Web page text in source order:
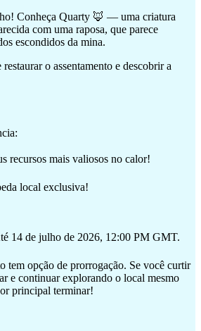
Conheça Quarty 🦊 — uma criatura
com uma raposa, que parece
escondidos da mina.
o assentamento e descobrir a
recursos mais valiosos no calor!
local exclusiva!
14 de julho de 2026, 12:00 PM GMT.
tem opção de prorrogação. Se você curtir
e continuar explorando o local mesmo
principal terminar!